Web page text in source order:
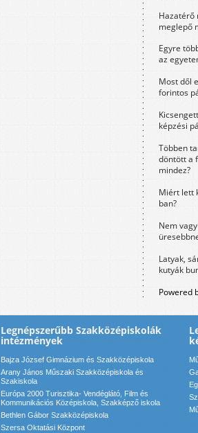
Hazatérő
meglepő
Egyre
az
Most dől
forintos
képzési
Többen
döntött a
mindez?
Miért lett
ban?
Nem
Latyak,
kutyák
Powered
Legnépszerűbb Szakközépiskolák
intézmények
Bajza József Gimnázium és Szakközépiskola
Arany János Műszaki Szakközépiskola és
Szakiskola
Európa 2000 Turisztika- Vendéglátó, Film és
Kommunikációs Középiskola, Szakképző iskola
Bethlen Gábor Szakközépiskola
Szersa Oktatási Központ